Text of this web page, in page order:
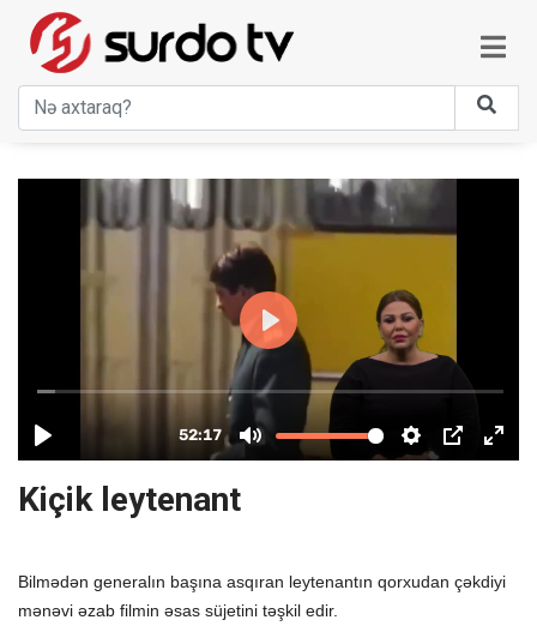
Kiçik leytenant
Bilmədən generalın başına asqıran leytenantın qorxudan çəkdiyi
mənəvi əzab filmin əsas süjetini təşkil edir.